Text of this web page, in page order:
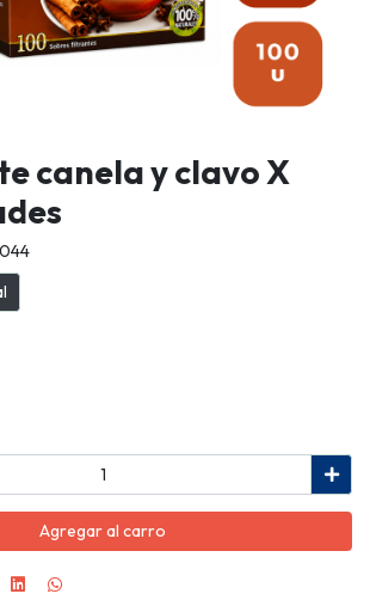
canela y clavo X
Agregar al carro